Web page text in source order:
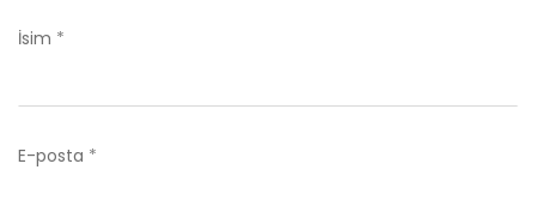
İsim *
E-posta *